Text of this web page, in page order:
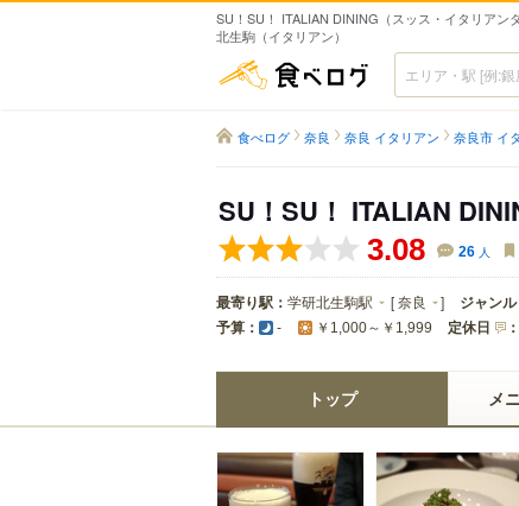
SU！SU！ ITALIAN DINING（スッス・イタリアン
北生駒（イタリアン）
食べログ
食べログ 奈良 奈良 イタリアン 奈良市 イ
SU！SU！ ITALIAN
3.08 26 人
最寄り駅： 学研北生駒駅 [奈良 ] ジャンル
予算： - ￥1,000～￥1,999 定休日 ：
トップ メ